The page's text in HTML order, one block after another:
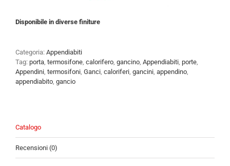
Disponibile in diverse finiture
Categoria: Appendiabiti
Tag: porta, termosifone, calorifero, gancino, Appendiabiti, porte,
Appendini, termosifoni, Ganci, caloriferi, gancini, appendino,
appendiabito, gancio
Catalogo
Recensioni (0)